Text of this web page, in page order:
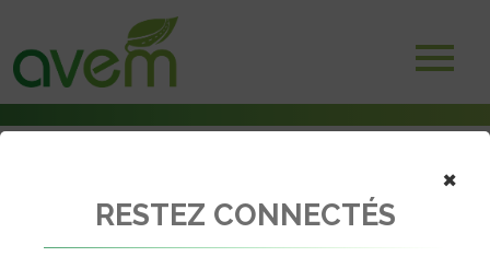
Bornes de recharge : Freshmile s’allie à la Caisse des Dépôts pour
×
RESTEZ CONNECTÉS